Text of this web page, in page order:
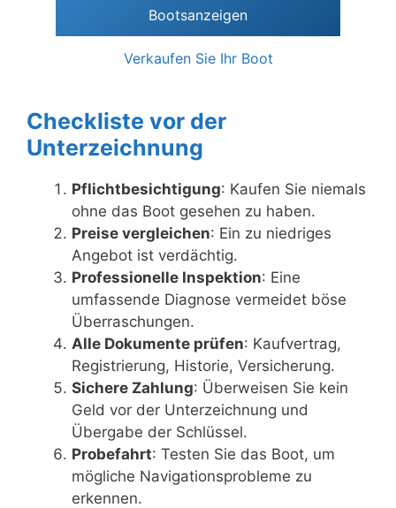
Bootsanzeigen
Verkaufen Sie Ihr Boot
Checkliste vor der
Unterzeichnung
Pflichtbesichtigung: Kaufen Sie niemals
ohne das Boot gesehen zu haben.
Preise vergleichen: Ein zu niedriges
Angebot ist verdächtig.
Professionelle Inspektion: Eine
umfassende Diagnose vermeidet böse
Überraschungen.
Alle Dokumente prüfen: Kaufvertrag,
Registrierung, Historie, Versicherung.
Sichere Zahlung: Überweisen Sie kein
Geld vor der Unterzeichnung und
Übergabe der Schlüssel.
Probefahrt: Testen Sie das Boot, um
mögliche Navigationsprobleme zu
erkennen.